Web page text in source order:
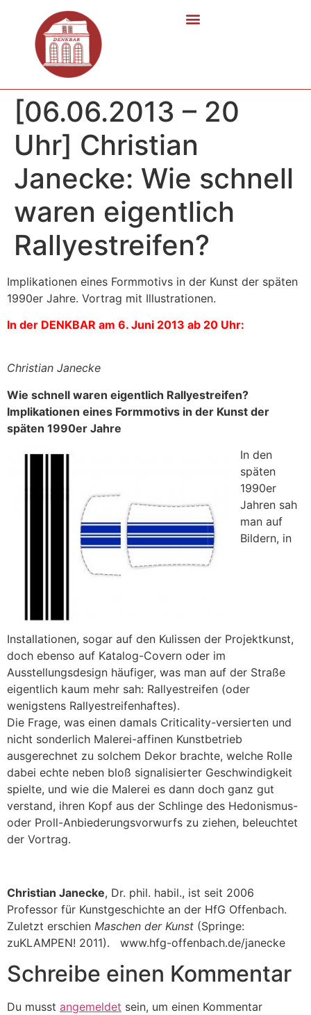
[06.06.2013 – 20
Uhr] Christian
Janecke: Wie schnell
waren eigentlich
Rallyestreifen?
Implikationen eines Formmotivs in der Kunst der späten
1990er Jahre. Vortrag mit Illustrationen.
In der DENKBAR am 6. Juni 2013 ab 20 Uhr:
Christian Janecke
Wie schnell waren eigentlich Rallyestreifen?
Implikationen eines Formmotivs in der Kunst der
späten 1990er Jahre
In den
späten
1990er
Jahren sah
man auf
Bildern, in
Installationen, sogar auf den Kulissen der Projektkunst,
doch ebenso auf Katalog-Covern oder im
Ausstellungsdesign häufiger, was man auf der Straße
eigentlich kaum mehr sah: Rallyestreifen (oder
wenigstens Rallyestreifenhaftes).
Die Frage, was einen damals Criticality-versierten und
nicht sonderlich Malerei-affinen Kunstbetrieb
ausgerechnet zu solchem Dekor brachte, welche Rolle
dabei echte neben bloß signalisierter Geschwindigkeit
spielte, und wie die Malerei es dann doch ganz gut
verstand, ihren Kopf aus der Schlinge des Hedonismus-
oder Proll-Anbiederungsvorwurfs zu ziehen, beleuchtet
der Vortrag.
Christian Janecke, Dr. phil. habil., ist seit 2006
Professor für Kunstgeschichte an der HfG Offenbach.
Zuletzt erschien Maschen der Kunst (Springe:
zuKLAMPEN! 2011). www.hfg-offenbach.de/janecke
Schreibe einen Kommentar
Du musst angemeldet sein, um einen Kommentar